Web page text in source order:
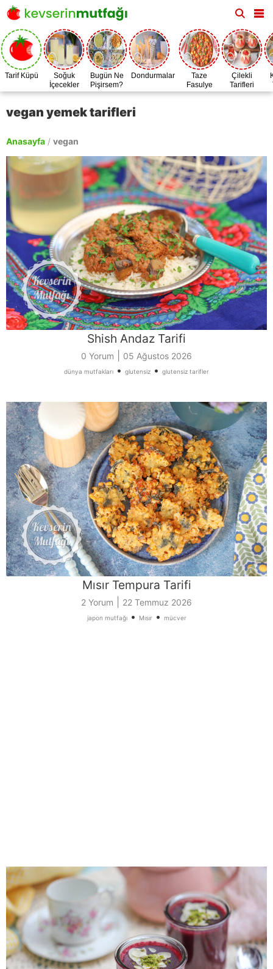
Tarif Küpü
Soğuk
İçecekler
Bugün Ne
Pişirsem?
Dondurmalar
Taze
Fasulye
Zamanı
Çilekli
Tarifleri
vegan yemek tarifleri
Anasayfa / vegan
Shish Andaz Tarifi
0 Yorum 05 Ağustos 2026
dünya mutfakları • glutensiz • glutensiz tarifler
Mısır Tempura Tarifi
2 Yorum 22 Temmuz 2026
japon mutfağı• Mısır• mücver